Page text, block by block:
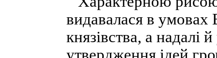
видавалася в умовах
князівства, а надалі